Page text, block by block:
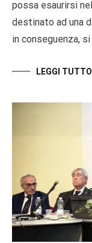
possa esaurirsi
destinato ad una
in conseguenza,
LEGGI TUTTO